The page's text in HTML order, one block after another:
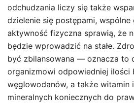
odchudzania liczy się także
dzielenie się postępami,
aktywność fizyczna sprawią, że
będzie wprowadzić na stałe.
być zbilansowana — oznacza to
organizmowi odpowiedniej ilości
węglowodanów, a także witamin
mineralnych koniecznych do